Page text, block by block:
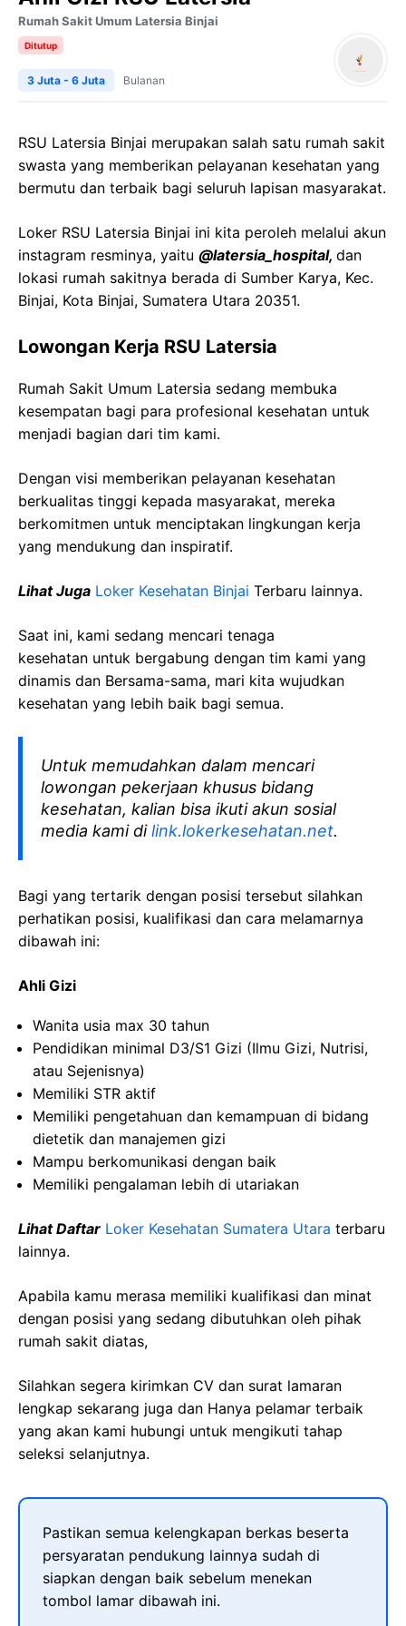
Rumah Sakit Umum Latersia Binjai
Ditutup
3 Juta - 6 Juta Bulanan
RSU Latersia Binjai merupakan salah satu rumah sakit
swasta yang memberikan pelayanan kesehatan yang
bermutu dan terbaik bagi seluruh lapisan masyarakat.
Loker RSU Latersia Binjai ini kita peroleh melalui akun
instagram resminya, yaitu @latersia_hospital, dan
lokasi rumah sakitnya berada di Sumber Karya, Kec.
Binjai, Kota Binjai, Sumatera Utara 20351.
Lowongan Kerja RSU Latersia
Rumah Sakit Umum Latersia sedang membuka
kesempatan bagi para profesional kesehatan untuk
menjadi bagian dari tim kami.
Dengan visi memberikan pelayanan kesehatan
berkualitas tinggi kepada masyarakat, mereka
berkomitmen untuk menciptakan lingkungan kerja
yang mendukung dan inspiratif.
Lihat Juga Loker Kesehatan Binjai Terbaru lainnya.
Saat ini, kami sedang mencari tenaga
kesehatan untuk bergabung dengan tim kami yang
dinamis dan Bersama-sama, mari kita wujudkan
kesehatan yang lebih baik bagi semua.
Untuk memudahkan dalam mencari
lowongan pekerjaan khusus bidang
kesehatan, kalian bisa ikuti akun sosial
media kami dilink.lokerkesehatan.net.
Bagi yang tertarik dengan posisi tersebut silahkan
perhatikan posisi, kualifikasi dan cara melamarnya
dibawah ini:
Ahli Gizi
Wanita usia max 30 tahun
Pendidikan minimal D3/S1 Gizi (Ilmu Gizi, Nutrisi,
atau Sejenisnya)
Memiliki STR aktif
Memiliki pengetahuan dan kemampuan di bidang
dietetik dan manajemen gizi
Mampu berkomunikasi dengan baik
Memiliki pengalaman lebih di utariakan
Lihat Daftar Loker Kesehatan Sumatera Utara terbaru
lainnya.
Apabila kamu merasa memiliki kualifikasi dan minat
dengan posisi yang sedang dibutuhkan oleh pihak
rumah sakit diatas,
Silahkan segera kirimkan CV dan surat lamaran
lengkap sekarang juga dan Hanya pelamar terbaik
yang akan kami hubungi untuk mengikuti tahap
seleksi selanjutnya.
Pastikan semua kelengkapan berkas beserta
persyaratan pendukung lainnya sudah di
siapkan dengan baik sebelum menekan
tombol lamar dibawah ini.